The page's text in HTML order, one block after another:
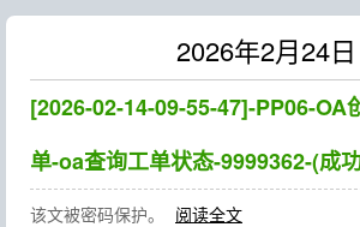
2026年2月24日
[2026-02-14-09-55-47]-PP06-OA
单-oa查询工单状态-9999362-(成
该文被密码保护。
阅读全文